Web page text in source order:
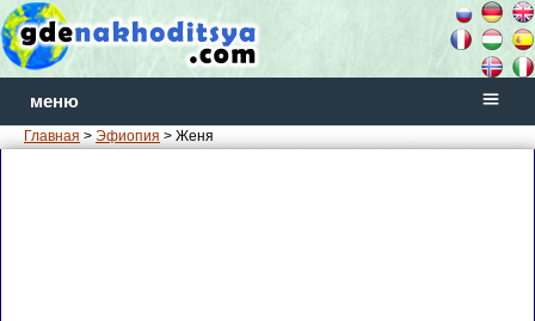
меню
Главная > Эфиопия > Женя